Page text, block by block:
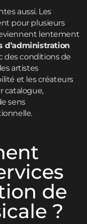
aussi. Les
pour plusieurs
lentement
d’administration
des conditions de
artistes
et les créateurs
catalogue,
sens
de
?